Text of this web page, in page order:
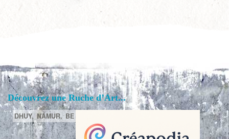
Découvrez une Ruche d’Art...
DHUY, NAMUR, BE